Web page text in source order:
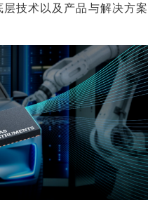
技术以及产品与解决方案